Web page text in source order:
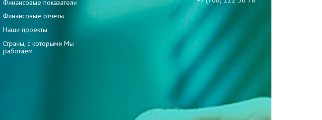
Финансовые показатели
Финансовые отчеты
Наши проекты
Страны, с которыми Мы
работаем